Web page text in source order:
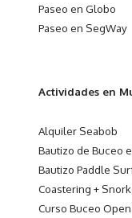
Paseo en Globo
Paseo en SegWay
Actividades en
Alquiler Seabob
Bautizo de Buceo
Bautizo Paddle
Coastering +
Curso Buceo